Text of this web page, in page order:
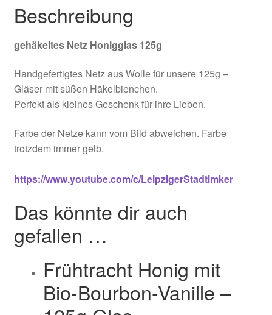
Beschreibung
gehäkeltes Netz Honigglas 125g
Handgefertigtes Netz aus Wolle für unsere 125g –
Gläser mit süßen Häkelbienchen.
Perfekt als kleines Geschenk für ihre Lieben.
Farbe der Netze kann vom Bild abweichen. Farbe
trotzdem immer gelb.
https://www.youtube.com/c/LeipzigerStadtimker
Das könnte dir auch
gefallen …
Frühtracht Honig mit
Bio-Bourbon-Vanille –